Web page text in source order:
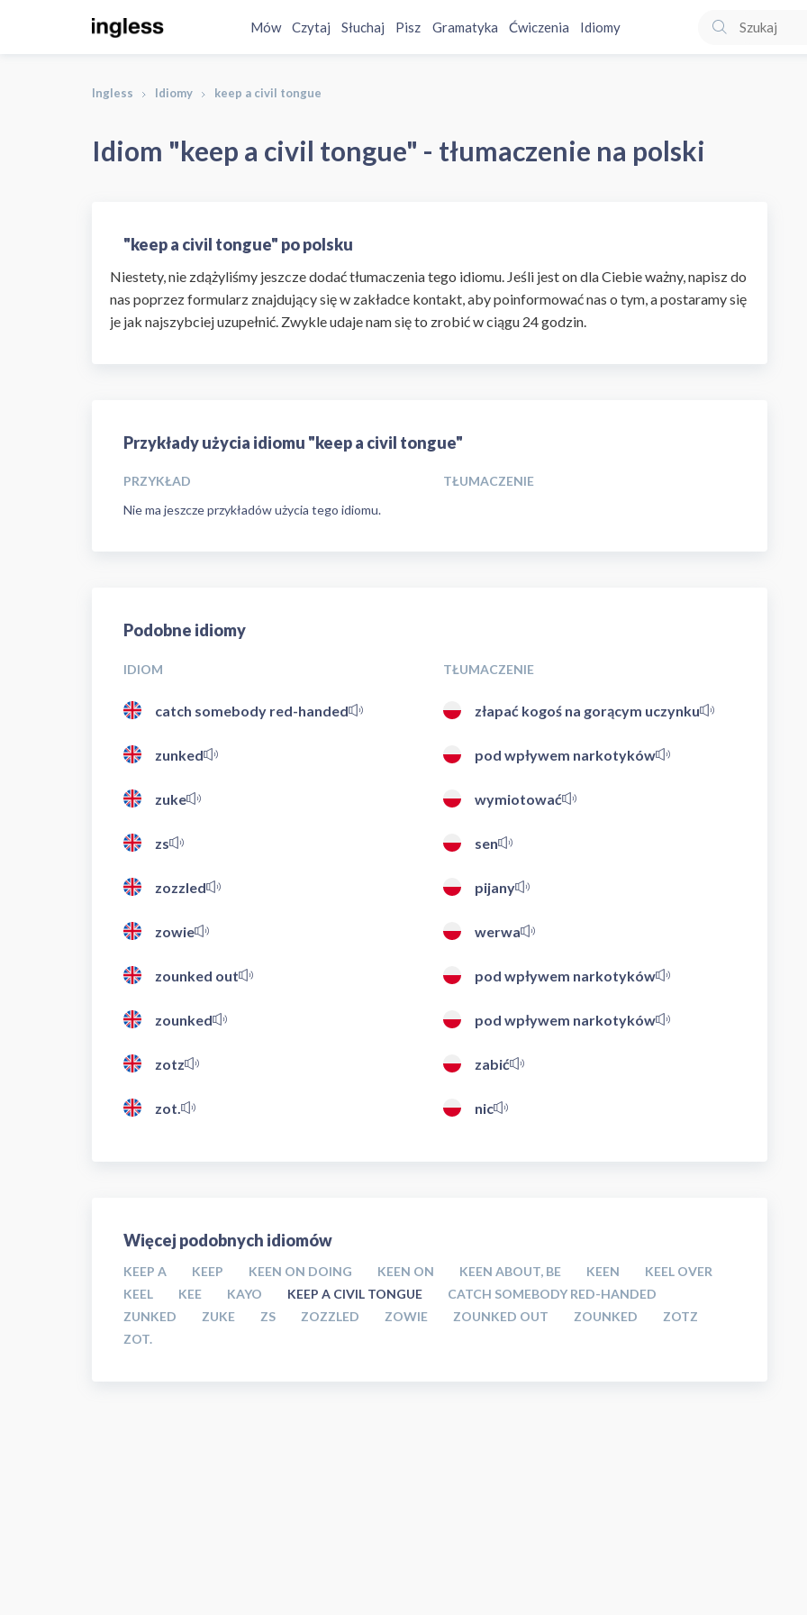
Mów Czytaj Słuchaj Pisz Gramatyka Ćwiczenia Idiomy
Ingless Idiomy keep a civil tongue
Idiom "keep a civil tongue" - tłumaczenie na polski
"keep a civil tongue" po polsku
Niestety, nie zdążyliśmy jeszcze dodać tłumaczenia tego idiomu. Jeśli jest on dla Ciebie ważny, napisz do
nas poprzez formularz znajdujący się w zakładce kontakt, aby poinformować nas o tym, a postaramy się
je jak najszybciej uzupełnić. Zwykle udaje nam się to zrobić w ciągu 24 godzin.
Przykłady użycia idiomu "keep a civil tongue"
PRZYKŁAD
TŁUMACZENIE
Nie ma jeszcze przykładów użycia tego idiomu.
Podobne idiomy
IDIOM TŁUMACZENIE
catch somebody red-handed złapać kogoś na gorącym uczynku
zunked pod wpływem narkotyków
zuke wymiotować
zs sen
zozzled pijany
zowie werwa
zounked out pod wpływem narkotyków
zounked pod wpływem narkotyków
zotz zabić
zot. nic
Więcej podobnych idiomów
KEEP A KEEP KEEN ON DOING KEEN ON KEEN ABOUT, BE KEEN
KEEL OVER
KEEL
KEE KAYO KEEP A CIVIL TONGUE
CATCH SOMEBODY RED-HANDED
ZUNKED
ZUKE ZS ZOZZLED ZOWIE ZOUNKED OUT ZOUNKED
ZOTZ
ZOT.